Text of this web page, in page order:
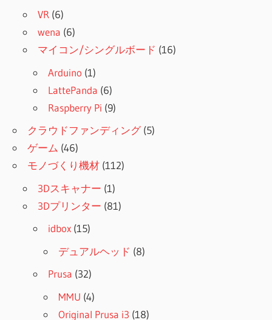
VR (6)
wena (6)
マイコン/シングルボード (16)
Arduino (1)
LattePanda (6)
Raspberry Pi (9)
クラウドファンディング(5)
ゲーム (46)
モノづくり機材 (112)
3Dスキャナー (1)
3Dプリンター (81)
idbox (15)
デュアルヘッド (8)
Prusa (32)
MMU (4)
Original Prusa i3 (18)